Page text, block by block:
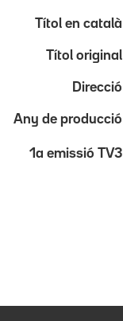
Títol en català
Títol original
Direcció
Any de producció
1a emissió TV3